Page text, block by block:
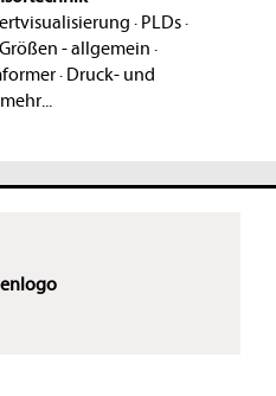
· PLDs·
- allgemein ·
· Druck- und
mehr...